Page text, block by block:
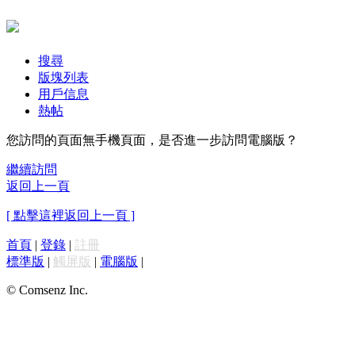
搜尋
版塊列表
用戶信息
熱帖
您訪問的頁面無手機頁面，是否進一步訪問電腦版？
繼續訪問
返回上一頁
[ 點擊這裡返回上一頁 ]
首頁 | 登錄 | 註冊
標準版 | 觸屏版 | 電腦版 |
© Comsenz Inc.